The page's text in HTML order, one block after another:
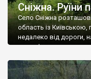
Сніжна. Руїни
Село Сніжна
область із
недалеко від дороги,
рельєфне пано, яке
не видно, але видно дві